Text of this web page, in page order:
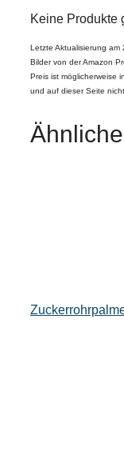
Keine Produkte
Letzte Aktualisierung am
Bilder von der Amazon
Preis ist möglicherweise
und auf dieser Seite